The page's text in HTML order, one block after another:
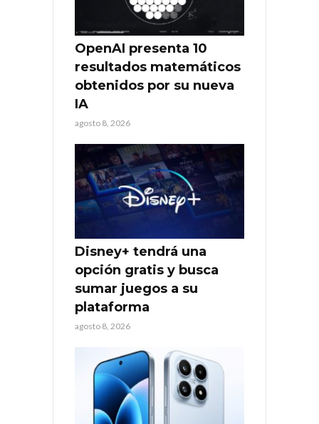
OpenAI presenta 10
resultados matemáticos
obtenidos por su nueva
IA
agosto 8, 2026
Disney+ tendrá una
opción gratis y busca
sumar juegos a su
plataforma
agosto 8, 2026